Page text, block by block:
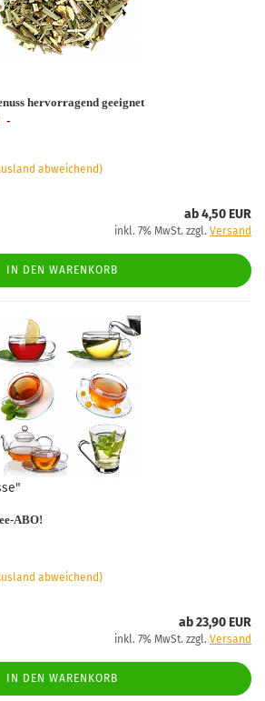
hervorragend geeignet
-
abweichend)
ab 4,50 EUR
inkl. 7% MwSt. zzgl. Versand
IN DEN WARENKORB
ABO!
abweichend)
ab 23,90 EUR
inkl. 7% MwSt. zzgl. Versand
IN DEN WARENKORB